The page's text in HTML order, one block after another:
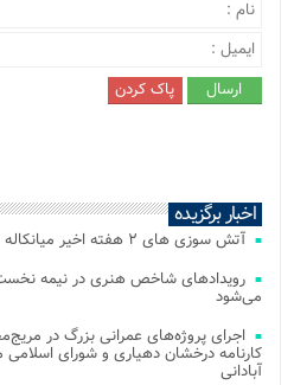
اخبار برگزیده
آتش‌ سوزی‌ های ۲ هفته اخیر میانکاله عمدی بود
می‌شود
اجرای پروژه‌های عمرانی بزرگ در
کارنامه درخشان دهیاری و شورای
آبادانی